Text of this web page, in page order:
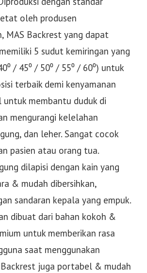
oleh produsen
MAS Backrest yang dapat
5 sudut kemiringan yang
/ 45⁰ / 50⁰ / 55⁰ / 60⁰) untuk
terbaik demi kenyamanan
untuk membantu duduk di
mengurangi kelelahan
dan leher. Sangat cocok
pasien atau orang tua.
dilapisi dengan kain yang
& mudah dibersihkan,
sandaran kepala yang empuk.
dibuat dari bahan kokoh &
untuk memberikan rasa
saat menggunakan
Backrest juga portabel & mudah